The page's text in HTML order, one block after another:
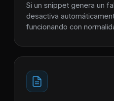
Si un snippet genera un
desactiva
funcionando con